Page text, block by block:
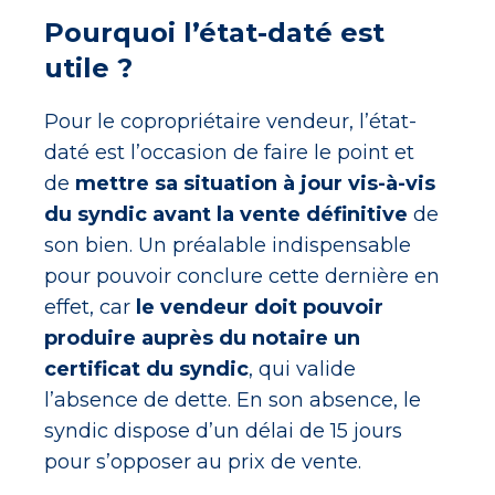
Pourquoi l’état-daté est
utile ?
Pour le copropriétaire vendeur, l’état-
daté est l’occasion de faire le point et
de mettre sa situation à jour vis-à-vis
du syndic avant la vente définitive de
son bien. Un préalable indispensable
pour pouvoir conclure cette dernière en
effet, car le vendeur doit pouvoir
produire auprès du notaire un
certificat du syndic, qui valide
l’absence de dette. En son absence, le
syndic dispose d’un délai de 15 jours
pour s’opposer au prix de vente.